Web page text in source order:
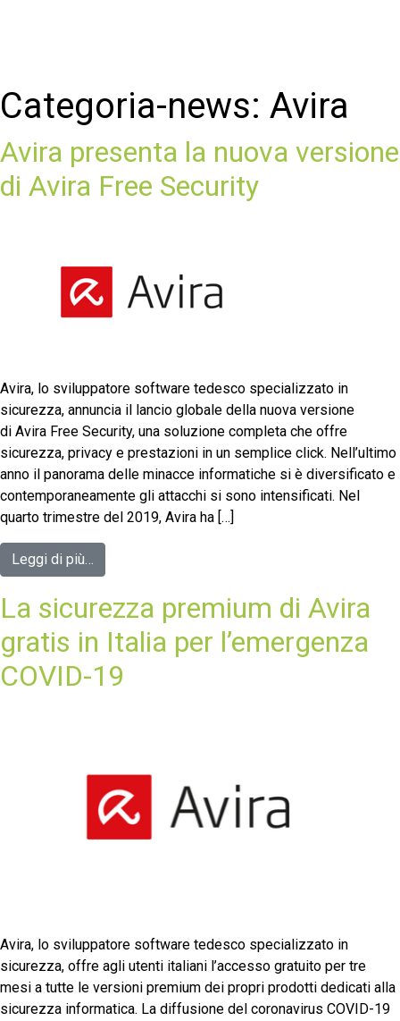
Categoria-news: Avira
Avira presenta la nuova versione
di Avira Free Security
Avira, lo sviluppatore software tedesco specializzato in
sicurezza, annuncia il lancio globale della nuova versione
di Avira Free Security, una soluzione completa che offre
sicurezza, privacy e prestazioni in un semplice click. Nell’ultimo
anno il panorama delle minacce informatiche si è diversificato e
contemporaneamente gli attacchi si sono intensificati. Nel
quarto trimestre del 2019, Avira ha […]
Leggi di più…
La sicurezza premium di Avira
gratis in Italia per l’emergenza
COVID-19
Avira, lo sviluppatore software tedesco specializzato in
sicurezza, offre agli utenti italiani l’accesso gratuito per tre
mesi a tutte le versioni premium dei propri prodotti dedicati alla
sicurezza informatica. La diffusione del coronavirus COVID-19